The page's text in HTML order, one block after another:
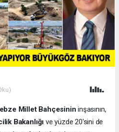
Millet Bahçesinin inşasının,
Bakanlığı ve yüzde 20'sini de